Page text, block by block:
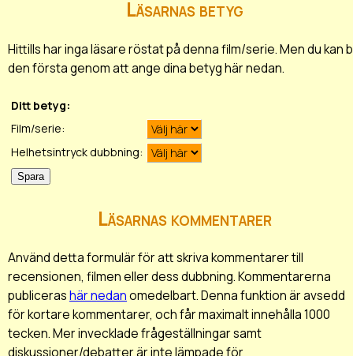
Läsarnas betyg
Hittills har inga läsare röstat på denna film/serie. Men du kan
den första genom att ange dina betyg här nedan.
Ditt betyg:
Film/serie:
Helhetsintryck dubbning:
Läsarnas kommentarer
Använd detta formulär för att skriva kommentarer till
recensionen, filmen eller dess dubbning. Kommentarerna
publicerashär nedanomedelbart. Denna funktion är avsedd
för kortare kommentarer, och får maximalt innehålla 1000
tecken. Mer invecklade frågeställningar samt
diskussioner/debatter är inte lämpade för